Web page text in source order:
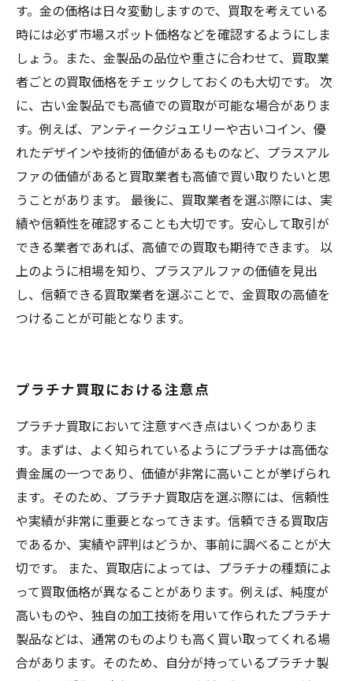
す。金の価格は日々変動しますので、買取を考えている
時には必ず市場スポット価格などを確認するようにしま
しょう。また、金製品の品位や重さに合わせて、買取業
者ごとの買取価格をチェックしておくのも大切です。 次
に、古い金製品でも高値での買取が可能な場合がありま
す。例えば、アンティークジュエリーや古いコイン、優
れたデザインや技術的価値があるものなど、プラスアル
ファの価値があると買取業者も高値で買い取りたいと思
うことがあります。 最後に、買取業者を選ぶ際には、実
績や信頼性を確認することも大切です。安心して取引が
できる業者であれば、高値での買取も期待できます。 以
上のように相場を知り、プラスアルファの価値を見出
し、信頼できる買取業者を選ぶことで、金買取の高値を
つけることが可能となります。
プラチナ買取における注意点
プラチナ買取において注意すべき点はいくつかありま
す。まずは、よく知られているようにプラチナは高価な
貴金属の一つであり、価値が非常に高いことが挙げられ
ます。そのため、プラチナ買取店を選ぶ際には、信頼性
や実績が非常に重要となってきます。信頼できる買取店
であるか、実績や評判はどうか、事前に調べることが大
切です。 また、買取店によっては、プラチナの種類によ
って買取価格が異なることがあります。例えば、純度が
高いものや、独自の加工技術を用いて作られたプラチナ
製品などは、通常のものよりも高く買い取ってくれる場
合があります。そのため、自分が持っているプラチナ製